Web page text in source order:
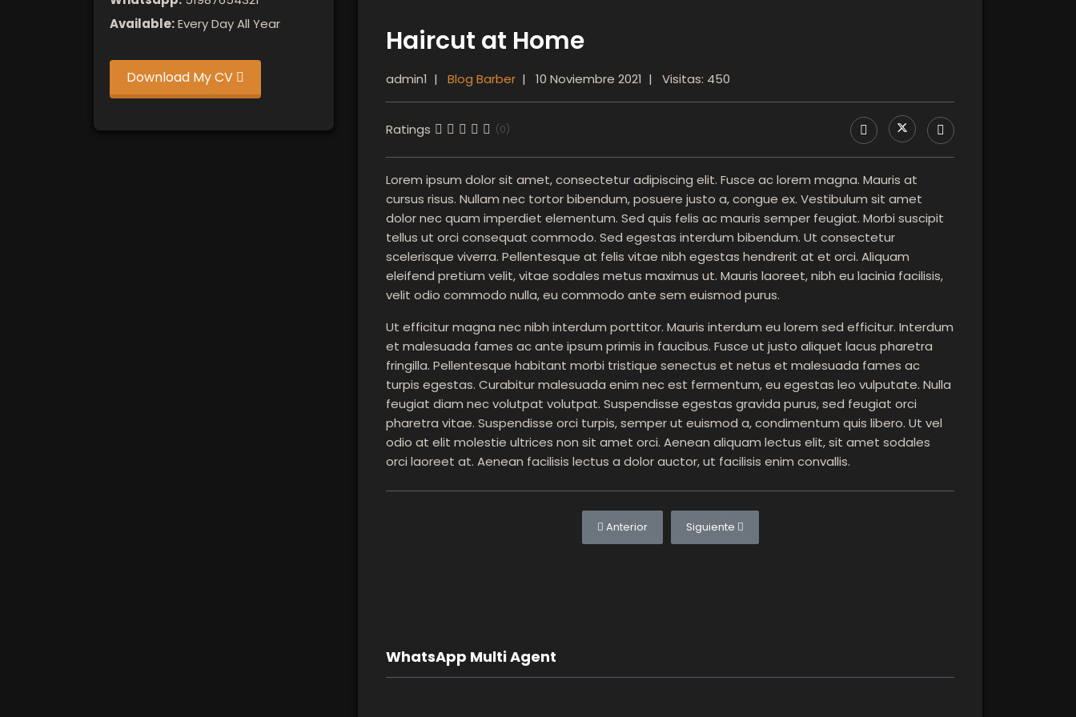
Available:Every Day All Year
Download My CV
Haircut at Home
admin1 Blog Barber 10 Noviembre 2021 Visitas: 450
Ratings (0)
Lorem ipsum dolor sit amet, consectetur adipiscing elit. Fusce ac lorem magna. Mauris at
cursus risus. Nullam nec tortor bibendum, posuere justo a, congue ex. Vestibulum sit amet
dolor nec quam imperdiet elementum. Sed quis felis ac mauris semper feugiat. Morbi suscipit
tellus ut orci consequat commodo. Sed egestas interdum bibendum. Ut consectetur
scelerisque viverra. Pellentesque at felis vitae nibh egestas hendrerit at et orci. Aliquam
eleifend pretium velit, vitae sodales metus maximus ut. Mauris laoreet, nibh eu lacinia facilisis,
velit odio commodo nulla, eu commodo ante sem euismod purus.
Ut efficitur magna nec nibh interdum porttitor. Mauris interdum eu lorem sed efficitur. Interdum
et malesuada fames ac ante ipsum primis in faucibus. Fusce ut justo aliquet lacus pharetra
fringilla. Pellentesque habitant morbi tristique senectus et netus et malesuada fames ac
turpis egestas. Curabitur malesuada enim nec est fermentum, eu egestas leo vulputate. Nulla
feugiat diam nec volutpat volutpat. Suspendisse egestas gravida purus, sed feugiat orci
pharetra vitae. Suspendisse orci turpis, semper ut euismod a, condimentum quis libero. Ut vel
odio at elit molestie ultrices non sit amet orci. Aenean aliquam lectus elit, sit amet sodales
orci laoreet at. Aenean facilisis lectus a dolor auctor, ut facilisis enim convallis.
Artículo anterior: Choosing a Barbershop
Anterior Artículo siguiente: Pick a Beard Style
Siguiente
WhatsApp Multi Agent